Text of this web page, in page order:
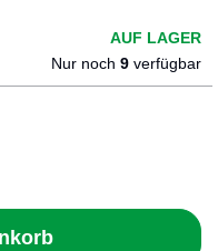
AUF LAGER
Nur noch 9 verfügbar